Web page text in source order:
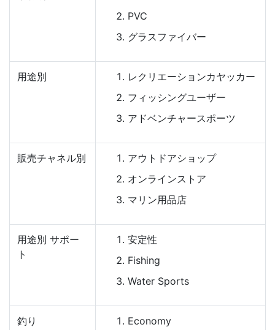
PVC
グラスファイバー
用途別
レクリエーションカヤッカー
フィッシングユーザー
アドベンチャースポーツ
販売チャネル別
アウトドアショップ
オンラインストア
マリン用品店
用途別 サポー
ト
安定性
Fishing
Water Sports
釣り
Economy